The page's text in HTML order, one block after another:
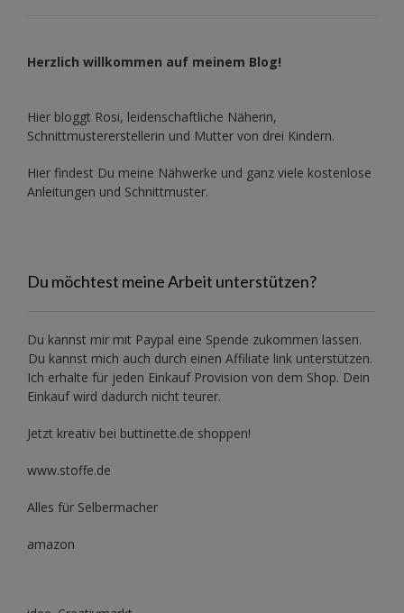
Herzlich willkommen auf meinem Blog!
Hier bloggt Rosi, leidenschaftliche Näherin,
Schnittmustererstellerin und Mutter von drei Kindern.
Hier findest Du meine Nähwerke und ganz viele kostenlose
Anleitungen und Schnittmuster.
Du möchtest meine Arbeit unterstützen?
Du kannst mir mit Paypal eine Spende zukommen lassen.
Du kannst mich auch durch einen Affiliate link unterstützen.
Ich erhalte für jeden Einkauf Provision von dem Shop. Dein
Einkauf wird dadurch nicht teurer.
Jetzt kreativ bei buttinette.de shoppen!
www.stoffe.de
Alles für Selbermacher
amazon